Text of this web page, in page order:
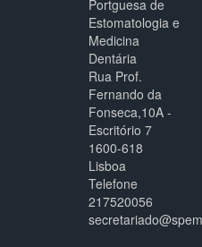
Portguesa de
Estomatologia e
Medicina
Dentária
Rua Prof.
Fernando da
Fonseca,10A -
Escritório 7
1600-618
Lisboa
Telefone
217520056